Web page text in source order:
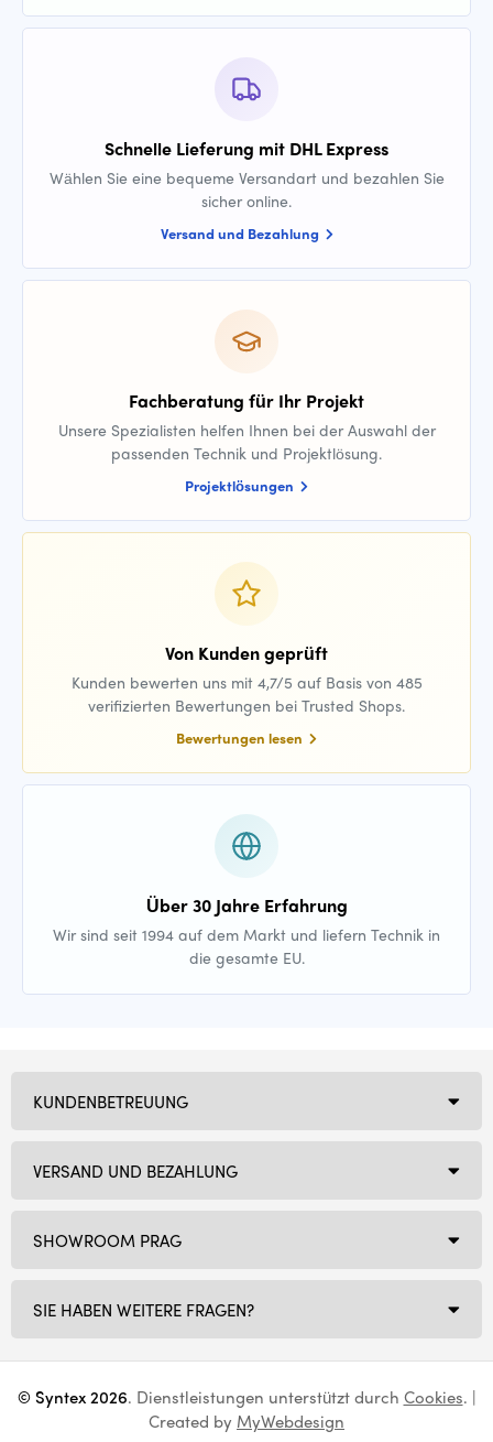
Schnelle Lieferung mit DHL Express
Wählen Sie eine bequeme Versandart und bezahlen Sie
sicher online.
Versand und Bezahlung
Fachberatung für Ihr Projekt
Unsere Spezialisten helfen Ihnen bei der Auswahl der
passenden Technik und Projektlösung.
Projektlösungen
Von Kunden geprüft
Kunden bewerten uns mit 4,7/5 auf Basis von 485
verifizierten Bewertungen bei Trusted Shops.
Bewertungen lesen
Über 30 Jahre Erfahrung
Wir sind seit 1994 auf dem Markt und liefern Technik in
die gesamte EU.
SHOWROOM PRAG
SIE HABEN WEITERE FRAGEN?
KUNDENBETREUUNG
VERSAND UND BEZAHLUNG
© Syntex 2026. Dienstleistungen unterstützt durch Cookies. |
Created by MyWebdesign